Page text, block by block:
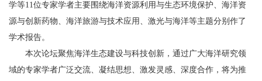
学等11位专家学者主要围绕海洋资源利用与生态环境保护、海洋资
源与创新药物、海洋旅游与技术应用、激光与海洋等主题分别作了
学术报告。
本次论坛聚焦海洋生态建设与科技创新，通过广大海洋研究领
域的专家学者广泛交流、凝结思想、激发灵感、深度合作，将为推